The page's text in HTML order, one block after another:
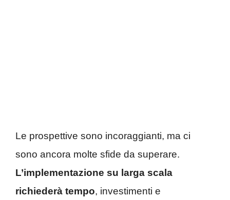
Le prospettive sono incoraggianti, ma ci
sono ancora molte sfide da superare.
L’implementazione su larga scala
richiederà tempo, investimenti e